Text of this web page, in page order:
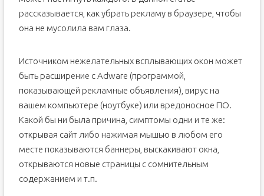
Как избавиться от рекламы в браузере вручную – поиск
Удаление программ, показывающих объявления
После запуска браузера постоянно открываются
настраиваем стартовую страницу
После удаления рекламы браузер не подключается к
прокси-серверу — что делать?
1 Способ. Как убрать рекламу в браузере
2 Способ. Отключаем рекламу с помощью плагина
3 Способ. Программа для отключения рекламы в
браузере
Возможно ли полное отключение рекламы в браузере
рассказывается, как убрать рекламу в браузере, чтобы
она не мусолила вам глаза.
Источником нежелательных всплывающих окон может
быть расширение с Adware (программой,
показывающей рекламные объявления), вирус на
вашем компьютере (ноутбуке) или вредоносное ПО.
Какой бы ни была причина, симптомы одни и те же:
открывая сайт либо нажимая мышью в любом его
месте показываются баннеры, выскакивают окна,
открываются новые страницы с сомнительным
содержанием и т.п.